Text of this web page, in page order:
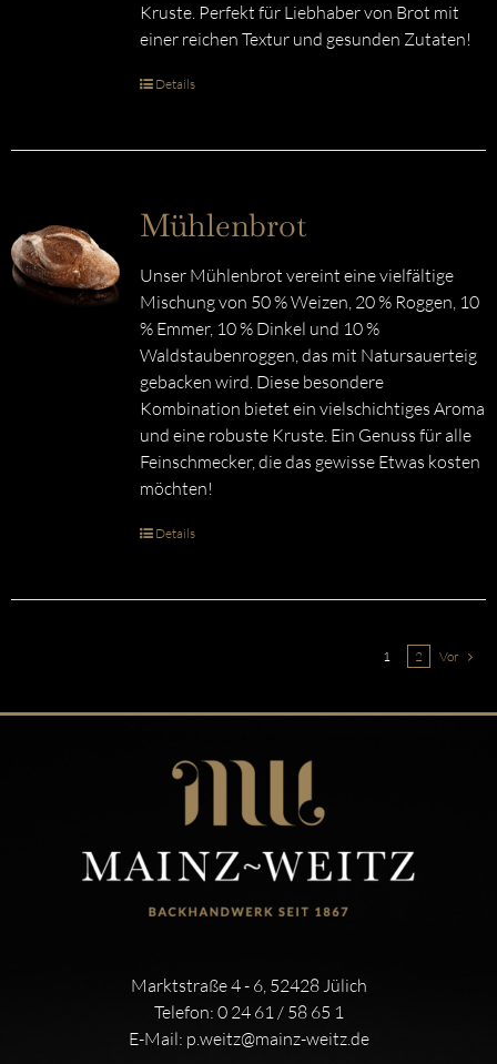
Kruste. Perfekt für Liebhaber von Brot mit
einer reichen Textur und gesunden Zutaten!
Details
Mühlenbrot
Unser Mühlenbrot vereint eine vielfältige
Mischung von 50 % Weizen, 20 % Roggen, 10
% Emmer, 10 % Dinkel und 10 %
Waldstaubenroggen, das mit Natursauerteig
gebacken wird. Diese besondere
Kombination bietet ein vielschichtiges Aroma
und eine robuste Kruste. Ein Genuss für alle
Feinschmecker, die das gewisse Etwas kosten
möchten!
Details
1 2 Vor
Marktstraße 4 - 6, 52428 Jülich
Telefon: 0 24 61 / 58 65 1
E-Mail: p.weitz@mainz-weitz.de